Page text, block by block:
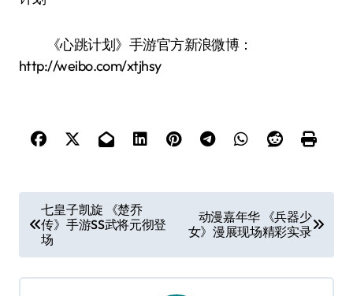
《心跳计划》手游官方新浪微博：
http://weibo.com/xtjhsy
章
导
航
七皇子凯旋 《楚乔
传》手游SS武将元彻登
场
动漫嘉年华 《兵器少
女》漫展现场精彩实录